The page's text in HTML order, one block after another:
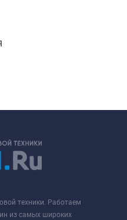
техники. Работаем
из самых широких